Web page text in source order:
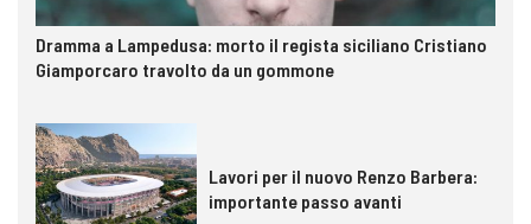
Dramma a Lampedusa: morto il regista siciliano Cristiano
Giamporcaro travolto da un gommone
Lavori per il nuovo Renzo Barbera:
importante passo avanti